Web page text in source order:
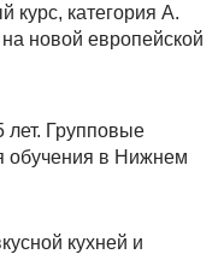
курс, категория А.
новой европейской
лет. Групповые
обучения в Нижнем
кухней и